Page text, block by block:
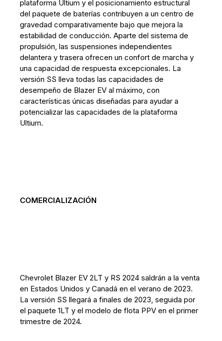
plataforma Ultium y el posicionamiento estructural
del paquete de baterías contribuyen a un centro de
gravedad comparativamente bajo que mejora la
estabilidad de conducción. Aparte del sistema de
propulsión, las suspensiones independientes
delantera y trasera ofrecen un confort de marcha y
una capacidad de respuesta excepcionales. La
versión SS lleva todas las capacidades de
desempeño de Blazer EV al máximo, con
características únicas diseñadas para ayudar a
potencializar las capacidades de la plataforma
Ultium.
COMERCIALIZACIÓN
Chevrolet Blazer EV 2LT y RS 2024 saldrán a la venta
en Estados Unidos y Canadá en el verano de 2023.
La versión SS llegará a finales de 2023, seguida por
el paquete 1LT y el modelo de flota PPV en el primer
trimestre de 2024.